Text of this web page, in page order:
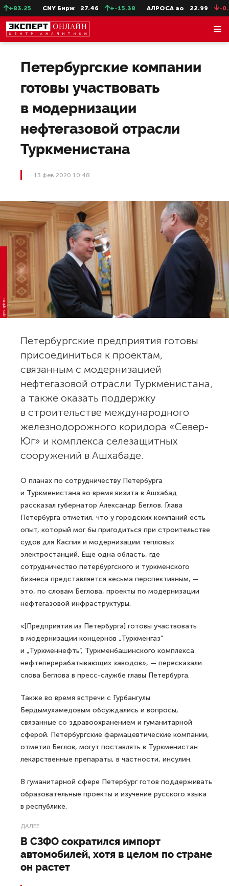
CNY Бирж 27.46 +-15.38 АЛРОСА ао 22.99 -0.25
Петербургские компании
готовы участвовать
в модернизации
нефтегазовой отрасли
Туркменистана
13 фев 2020 10:48
gov.spb.ru
Петербургские предприятия готовы
присоединиться к проектам,
связанным с модернизацией
нефтегазовой отрасли Туркменистана,
а также оказать поддержку
в строительстве международного
железнодорожного коридора «Север-
Юг» и комплекса селезащитных
сооружений в Ашхабаде.
О планах по сотрудничеству Петербурга
и Туркменистана во время визита в Ашхабад
рассказал губернатор Александр Беглов. Глава
Петербурга отметил, что у городских компаний есть
опыт, который мог бы пригодиться при строительстве
судов для Каспия и модернизации тепловых
электростанций. Еще одна область, где
сотрудничество петербургского и туркменского
бизнеса представляется весьма перспективным, —
это, по словам Беглова, проекты по модернизации
нефтегазовой инфраструктуры.
«[Предприятия из Петербурга] готовы участвовать
в модернизации концернов „Туркменгаз“
и „Туркменнефть“, Туркменбашинского комплекса
нефтеперерабатывающих заводов», — пересказали
слова Беглова в пресс-службе главы Петербурга.
Также во время встречи с Гурбангулы
Бердымухамедовым обсуждались и вопросы,
связанные со здравоохранением и гуманитарной
сферой. Петербургские фармацевтические компании,
отметил Беглов, могут поставлять в Туркменистан
лекарственные препараты, в частности, инсулин.
В гуманитарной сфере Петербург готов поддерживать
образовательные проекты и изучение русского языка
в республике.
ДАЛЕЕ
В СЗФО сократился импорт
автомобилей, хотя в целом по стране
он растет